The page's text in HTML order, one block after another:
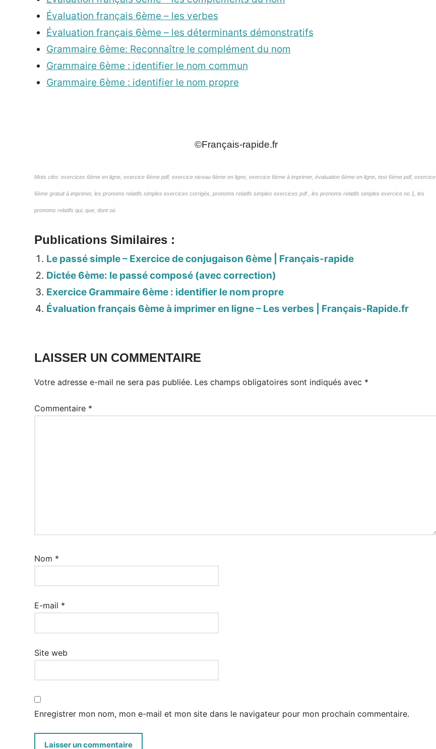
Évaluation français 6ème – les verbes
Évaluation français 6ème – les déterminants démonstratifs
Grammaire 6ème: Reconnaître le complément du nom
Grammaire 6ème : identifier le nom commun
Grammaire 6ème : identifier le nom propre
©Français-rapide.fr
Mots clés: exercices 6ème en ligne, exercice 6ème pdf, exercice niveau 6ème en ligne, exercice 6ème à imprimer, évaluation 6ème en ligne, test 6ème pdf, exercice
6ème gratuit à imprimer, les pronoms relatifs simples exercices corrigés, pronoms relatifs simples exercices pdf , les pronoms relatifs simples exercice no 1, les
pronoms relatifs qui, que, dont où
Publications Similaires :
Le passé simple – Exercice de conjugaison 6ème | Français-rapide
Dictée 6ème: le passé composé (avec correction)
Exercice Grammaire 6ème : identifier le nom propre
Évaluation français 6ème à imprimer en ligne – Les verbes | Français-Rapide.fr
LAISSER UN COMMENTAIRE
Votre adresse e-mail ne sera pas publiée. Les champs obligatoires sont indiqués avec *
Commentaire *
Nom *
E-mail *
Site web
Enregistrer mon nom, mon e-mail et mon site dans le navigateur pour mon prochain commentaire.